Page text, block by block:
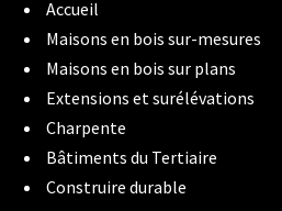
Accueil
Maisons en bois sur-mesures
Maisons en bois sur plans
Extensions et surélévations
Charpente
Bâtiments du Tertiaire
Construire durable